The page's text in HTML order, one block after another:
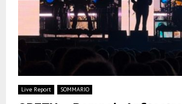
Live Report SOMMARIO